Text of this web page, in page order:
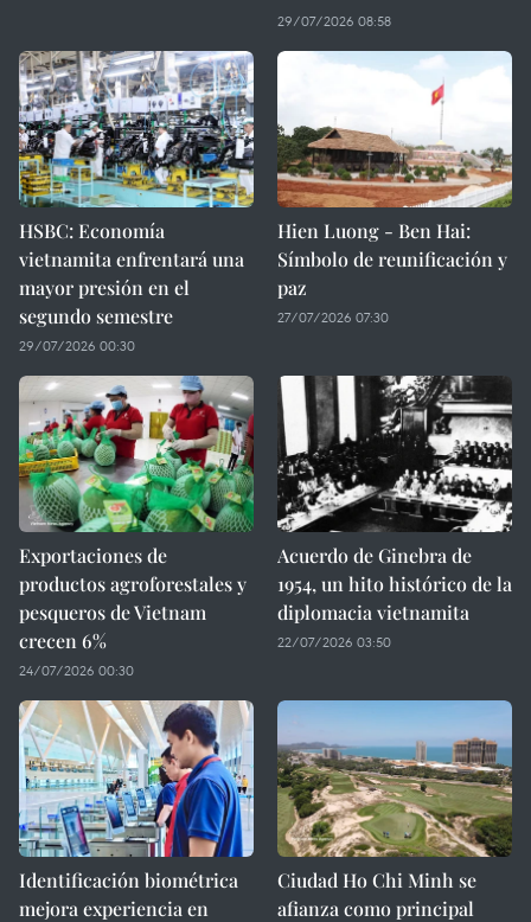
29/07/2026 08:58
HSBC: Economía
vietnamita enfrentará una
mayor presión en el
segundo semestre
29/07/2026 00:30
Hien Luong - Ben Hai:
Símbolo de reunificación y
paz
27/07/2026 07:30
Exportaciones de
productos agroforestales y
pesqueros de Vietnam
crecen 6%
24/07/2026 00:30
Acuerdo de Ginebra de
1954, un hito histórico de la
diplomacia vietnamita
22/07/2026 03:50
Identificación biométrica
mejora experiencia en
Ciudad Ho Chi Minh se
afianza como principal